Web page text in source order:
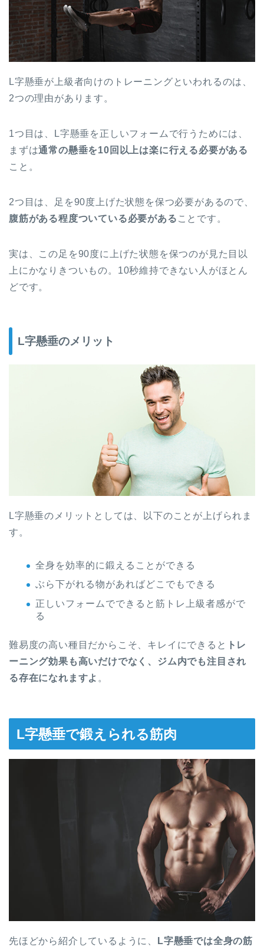
L字懸垂が上級者向けのトレーニングといわれるのは、
2つの理由があります。
1つ目は、L字懸垂を正しいフォームで行うためには、
まずは通常の懸垂を10回以上は楽に行える必要がある
こと。
2つ目は、足を90度上げた状態を保つ必要があるので、
腹筋がある程度ついている必要がある ことです。
実は、この足を90度に上げた状態を保つのが見た目以
上にかなりきついもの。10秒維持できない人がほとん
どです。
L字懸垂のメリット
L字懸垂のメリットとしては、以下のことが上げられま
す。
全身を効率的に鍛えることができる
ぶら下がれる物があればどこでもできる
正しいフォームでできると筋トレ上級者感がで
る
難易度の高い種目だからこそ、キレイにできると
トレ
ーニング効果も高いだけでなく、ジム内でも注目され
る存在になれますよ 。
L字懸垂で鍛えられる筋肉
先ほどから紹介しているように、
L字懸垂では全身の筋